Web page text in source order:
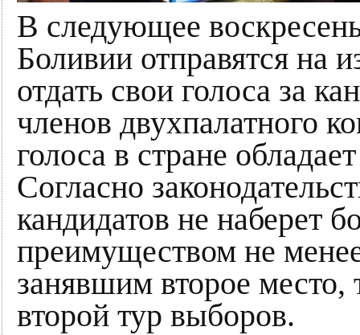
В следующее
Боливии отправятся на
отдать свои голоса за
членов двухпалатного
голоса в стране
Согласно
кандидатов не наберет
преимуществом не
занявшим второе место,
второй тур выборов.